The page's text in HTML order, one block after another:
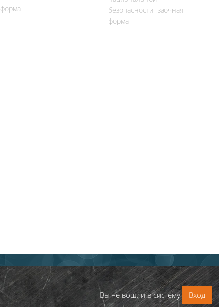
форма
безопасности" заочная
форма
Вы не вошли в систему Вход